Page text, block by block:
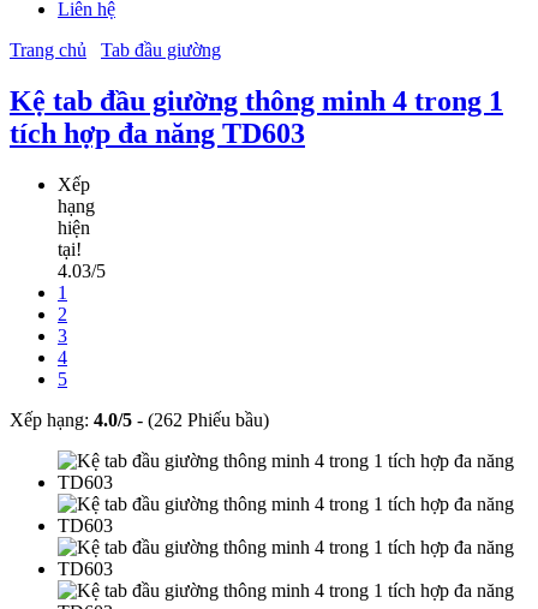
Liên hệ
Trang chủ
Tab đầu giường
Kệ tab đầu giường thông minh 4 trong 1
tích hợp đa năng TD603
Xếp
hạng
hiện
tại!
4.03/5
1
2
3
4
5
Xếp hạng: 4.0/5 - (262 Phiếu bầu)